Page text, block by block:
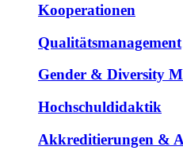
Kooperationen
Qualitätsmanagement
Gender & Diversity
Hochschuldidaktik
Akkreditierungen &